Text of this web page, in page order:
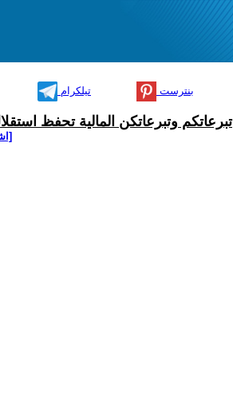
تيلكرام بنترست
تبرعاتكم وتبرعاتكن المالية تحفظ